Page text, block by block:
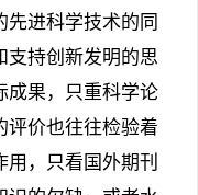
进科学技术的同
支持创新发明的思
成果，只重科学论
评价也往往检验着
，只看国外期刊